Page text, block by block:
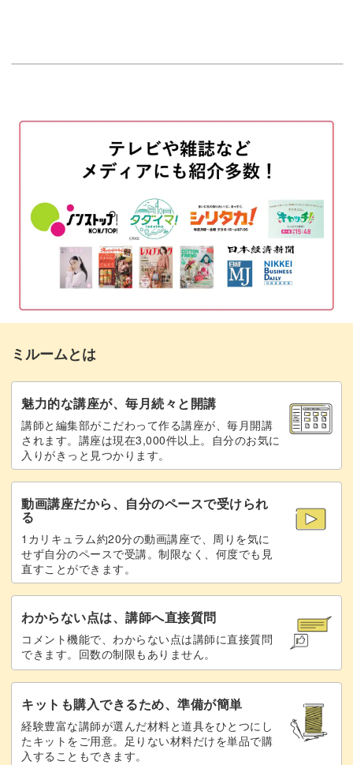
明るいグリーンで大きな葉を描く
影をつけて立体感を出す
明るい部分をホワイトで縁取る 12:13
花芯と葉を描く
エフェクトジェルをのせる
トップジェルを塗って仕上げる 20:23
仕上げ
ミルームとは
魅力的な講座が、毎月続々と開講
講師と編集部がこだわって作る講座が、毎月開講
されます。講座は現在3,000件以上。自分のお気に
入りがきっと見つかります。
動画講座だから、自分のペースで受けられ
る
1カリキュラム約20分の動画講座で、周りを気に
せず自分のペースで受講。制限なく、何度でも見
直すことができます。
わからない点は、講師へ直接質問
コメント機能で、わからない点は講師に直接質問
できます。回数の制限もありません。
キットも購入できるため、準備が簡単
経験豊富な講師が選んだ材料と道具をひとつにし
たキットをご用意。足りない材料だけを単品で購
入することもできます。